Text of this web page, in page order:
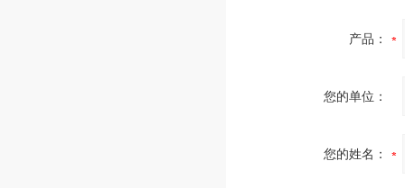
产品：
您的单位：
您的姓名：